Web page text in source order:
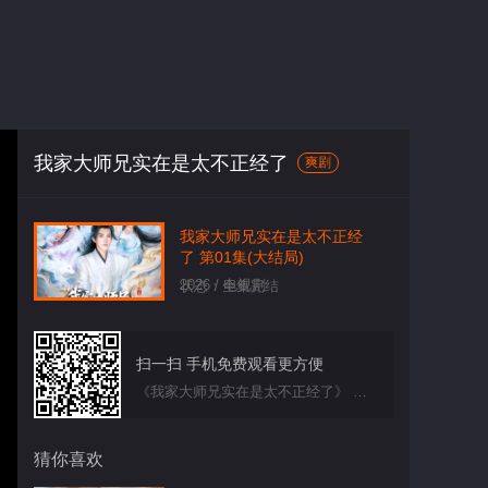
我家大师兄实在是太不正经了 爽剧
我家大师兄实在是太不正经
了 第01集(大结局)
2026 / 电视剧
状态：全集完结
扫一扫 手机免费观看更方便
《我家大师兄实在是太不正经了》 第01集
猜你喜欢